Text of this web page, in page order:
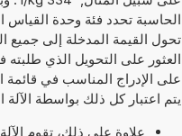
الحاسبة تحدد فئة وحدة القياس
تحول القيمة المدخلة إلى جميع
العثور على التحويل الذي
على الإدراج المناسب في قائمة
يتم اعتبار كل ذلك بواسطة
علاوة على ذلك، تقوم